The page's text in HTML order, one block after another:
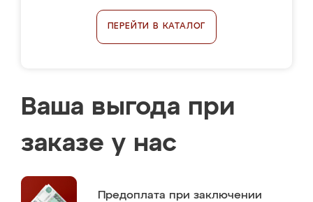
ПЕРЕЙТИ В КАТАЛОГ
Ваша выгода при
заказе у нас
Предоплата при заключении